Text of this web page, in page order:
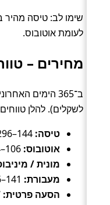
לעומת אוטובוס.
מחירים –
ב־365 הימים
לשקלים). להלן
טיסה:
אוטובוס:
מונית /
מעבורת:
הסעה פרטית: